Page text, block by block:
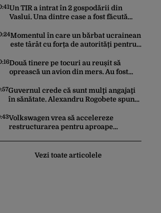
Un TIR a intrat în 2 gospodării din
Vaslui. Una dintre case a fost făcută
Momentul în care un bărbat ucrainean
este târât cu forța de autorități pentru
acest fel sunt tot mai dese
Două tinere pe tocuri au reușit să
oprească un avion din mers. Au fost
Imaginile au devenit virale
Guvernul crede că sunt mulţi angajaţi
în sănătate. Alexandru Rogobete spune
combaterea infecţiilor nosocomiale
Volkswagen vrea să accelereze
restructurarea pentru aproape
Vezi toate articolele